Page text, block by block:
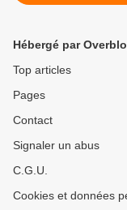
Hébergé par
Top articles
Pages
Contact
Signaler un abus
C.G.U.
Cookies et données